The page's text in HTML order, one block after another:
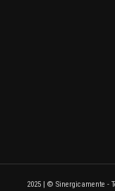
2025 | © Sinergicamente -